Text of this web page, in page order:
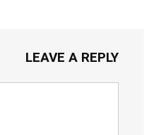
LEAVE A REPLY